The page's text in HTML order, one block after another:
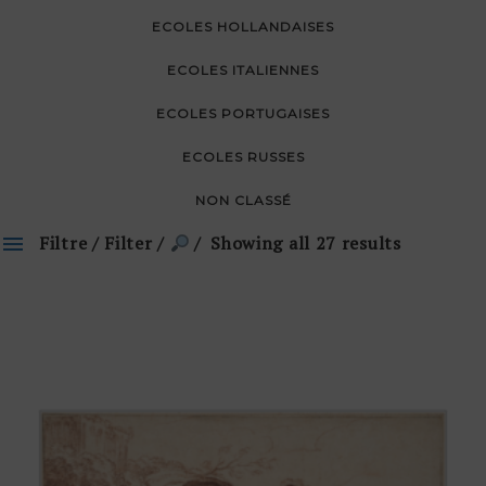
ECOLES HOLLANDAISES
ECOLES ITALIENNES
ECOLES PORTUGAISES
ECOLES RUSSES
NON CLASSÉ
Filtre / Filter / Showing all 27 results